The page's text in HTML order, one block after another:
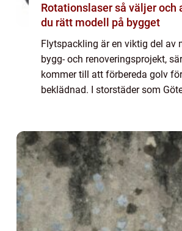
Rotationslaser så väljer och använder
du rätt modell på bygget
Flytspackling är en viktig del av
bygg- och renoveringsprojekt,
kommer till att förbereda golv
beklädnad. I storstäder som